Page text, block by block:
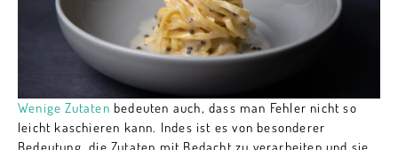
Wenige Zutaten bedeuten auch, dass man Fehler nicht so
leicht kaschieren kann. Indes ist es von besonderer